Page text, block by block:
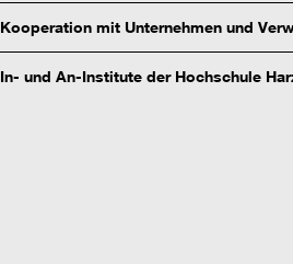
Kooperation mit Unternehmen und
In- und An-Institute der Hochschule